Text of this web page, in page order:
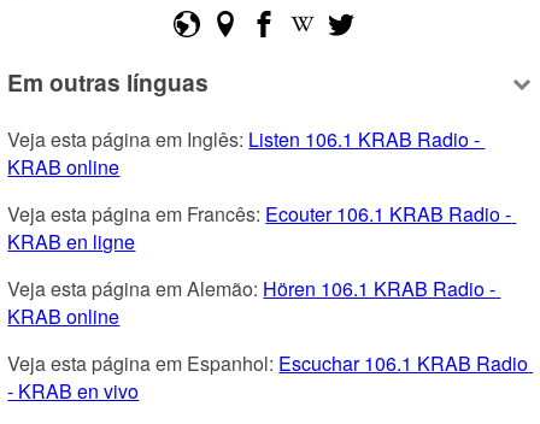
Em outras línguas
Veja esta página em Inglês: Listen 106.1 KRAB Radio -
KRAB online
Veja esta página em Francês: Ecouter 106.1 KRAB Radio -
KRAB en ligne
Veja esta página em Alemão: Hören 106.1 KRAB Radio -
KRAB online
Veja esta página em Espanhol: Escuchar 106.1 KRAB Radio
- KRAB en vivo